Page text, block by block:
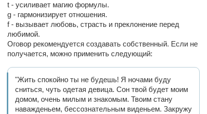
t - усиливает магию формулы.
g - гармонизирует отношения.
f - вызывает любовь, страсть и преклонение перед
любимой.
Оговор рекомендуется создавать собственный. Если не
получается, можно применить следующий:
"Жить спокойно ты не будешь! Я ночами буду
сниться, чуть одетая девица. Сон твой будет моим
домом, очень милым и знакомым. Твоим стану
наважденьем, бессознательным виденьем. Закружу